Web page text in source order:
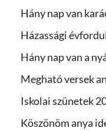
Hány nap van
Házassági
Hány nap van a
Megható versek
Iskolai szünetek
Köszönöm anya